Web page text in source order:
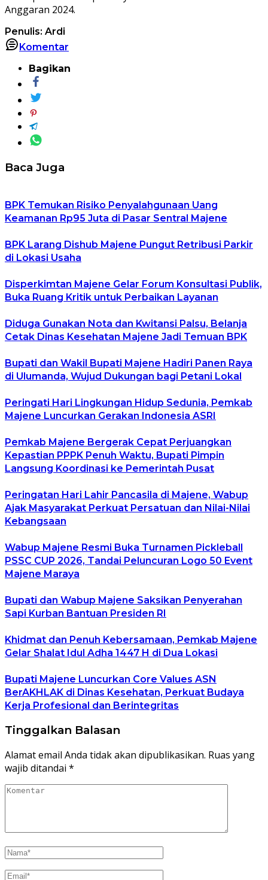
Anggaran 2024.
Penulis: Ardi
Komentar
Bagikan
Baca Juga
BPK Temukan Risiko Penyalahgunaan Uang
Keamanan Rp95 Juta di Pasar Sentral Majene
BPK Larang Dishub Majene Pungut Retribusi Parkir
di Lokasi Usaha
Disperkimtan Majene Gelar Forum Konsultasi Publik,
Buka Ruang Kritik untuk Perbaikan Layanan
Diduga Gunakan Nota dan Kwitansi Palsu, Belanja
Cetak Dinas Kesehatan Majene Jadi Temuan BPK
Bupati dan Wakil Bupati Majene Hadiri Panen Raya
di Ulumanda, Wujud Dukungan bagi Petani Lokal
Peringati Hari Lingkungan Hidup Sedunia, Pemkab
Majene Luncurkan Gerakan Indonesia ASRI
Pemkab Majene Bergerak Cepat Perjuangkan
Kepastian PPPK Penuh Waktu, Bupati Pimpin
Langsung Koordinasi ke Pemerintah Pusat
Peringatan Hari Lahir Pancasila di Majene, Wabup
Ajak Masyarakat Perkuat Persatuan dan Nilai-Nilai
Kebangsaan
Wabup Majene Resmi Buka Turnamen Pickleball
PSSC CUP 2026, Tandai Peluncuran Logo 50 Event
Majene Maraya
Bupati dan Wabup Majene Saksikan Penyerahan
Sapi Kurban Bantuan Presiden RI
Khidmat dan Penuh Kebersamaan, Pemkab Majene
Gelar Shalat Idul Adha 1447 H di Dua Lokasi
Bupati Majene Luncurkan Core Values ASN
BerAKHLAK di Dinas Kesehatan, Perkuat Budaya
Kerja Profesional dan Berintegritas
Tinggalkan Balasan
Alamat email Anda tidak akan dipublikasikan. Ruas yang
wajib ditandai *